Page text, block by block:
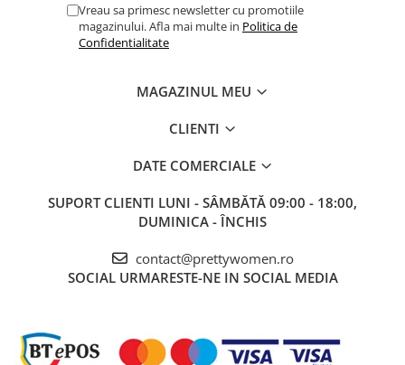
Vreau sa primesc newsletter cu promotiile
magazinului. Afla mai multe in Politica de
Confidentialitate
MAGAZINUL MEU
CLIENTI
DATE COMERCIALE
SUPORT CLIENTI LUNI - SÂMBĂTĂ 09:00 - 18:00,
DUMINICA - ÎNCHIS
contact@prettywomen.ro
SOCIAL URMARESTE-NE IN SOCIAL MEDIA